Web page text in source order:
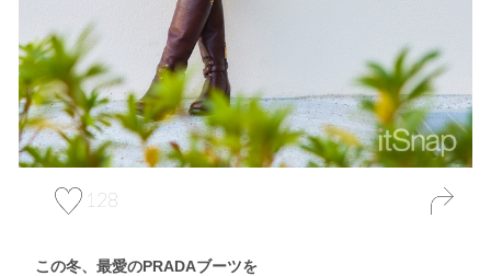
128
この冬、最愛のPRADAブーツを